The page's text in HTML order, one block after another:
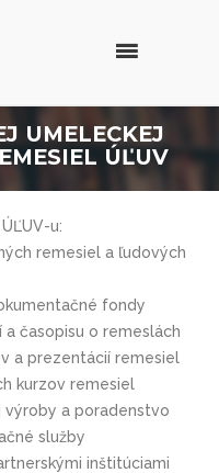
UMELECKEJ
ÚĽUV
u:
remesiel a ľudových
fondy
časopisu o remeslách
a prezentácií remesiel
kurzov remesiel
výroby a poradenstvo
služby
inštitúciami